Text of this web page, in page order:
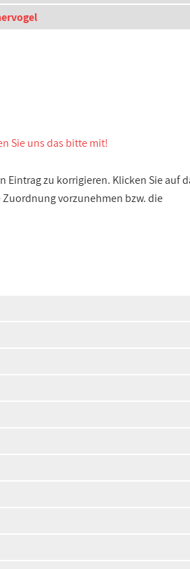
Sie uns das bitte mit!
zu korrigieren. Klicken Sie auf
vorzunehmen bzw. die